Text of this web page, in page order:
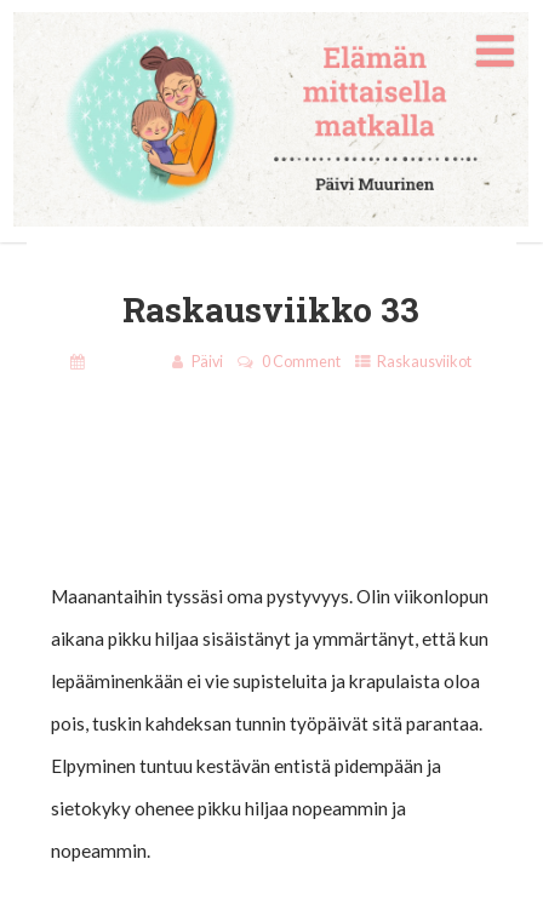
Raskausviikko 33
Päivi 0 Comment Raskausviikot
Maanantaihin tyssäsi oma pystyvyys. Olin viikonlopun
aikana pikku hiljaa sisäistänyt ja ymmärtänyt, että kun
lepääminenkään ei vie supisteluita ja krapulaista oloa
pois, tuskin kahdeksan tunnin työpäivät sitä parantaa.
Elpyminen tuntuu kestävän entistä pidempään ja
sietokyky ohenee pikku hiljaa nopeammin ja
nopeammin.